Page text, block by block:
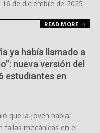
de diciembre de 2025
READ MORE →
ya había llamado a
nueva versión del
estudiantes en
que la joven había
fallas mecánicas en el